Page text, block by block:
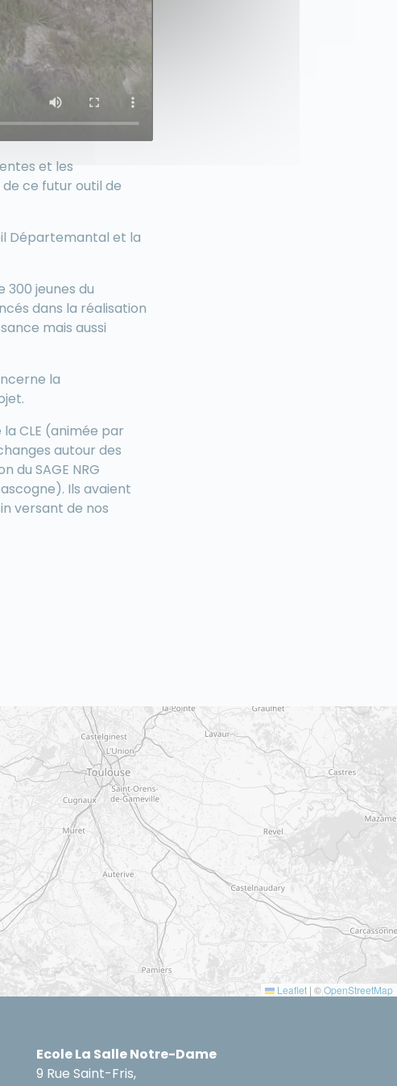
et les
ce futur outil de
Départemantal et la
300 jeunes du
dans la réalisation
mais aussi
la
CLE (animée par
autour des
du SAGE NRG
Ils avaient
versant de nos
Leaflet | ©OpenStreetMap
Ecole La Salle Notre-Dame
9 Rue Saint-Fris,